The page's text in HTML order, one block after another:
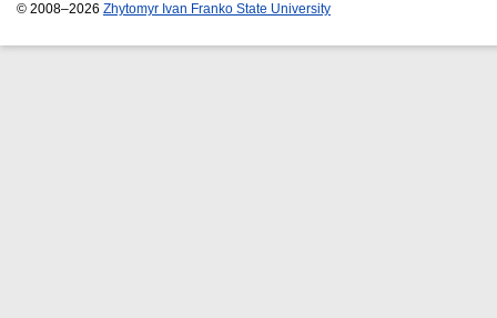
© 2008–2026 Zhytomyr Ivan Franko State University